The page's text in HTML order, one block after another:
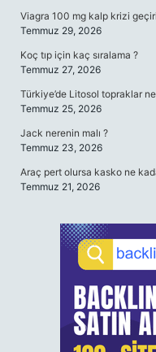
Viagra 100 mg kalp krizi
Temmuz 29, 2026
Koç tıp için kaç sıralama ?
Temmuz 27, 2026
Türkiye’de Litosol topraklar
Temmuz 25, 2026
Jack nerenin malı ?
Temmuz 23, 2026
Araç pert olursa kasko ne
Temmuz 21, 2026